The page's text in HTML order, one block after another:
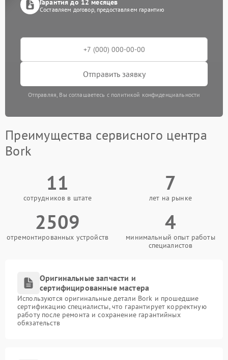
Составляем договор, предоставляем гарантию
Отправить заявку
Отправляя, Вы соглашаетесь с политикой конфиденциальности
Преимущества сервисного центра
Bork
11
сотрудников в штате
7
лет на рынке
2509
отремонтированных устройств
4
минимальный опыт работы
специалистов
Оригинальные запчасти и
сертифицированные мастера
Используются оригинальные детали Bork и прошедшие
сертификацию специалисты, что гарантирует корректную
работу после ремонта и сохранение гарантийных
обязательств